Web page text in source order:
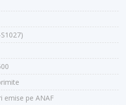
emise pe ANAF